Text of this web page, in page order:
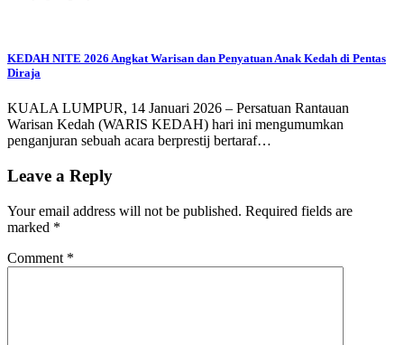
KEDAH NITE 2026 Angkat Warisan dan Penyatuan Anak Kedah di Pentas
Diraja
KUALA LUMPUR, 14 Januari 2026 – Persatuan Rantauan
Warisan Kedah (WARIS KEDAH) hari ini mengumumkan
penganjuran sebuah acara berprestij bertaraf…
Leave a Reply
Your email address will not be published. Required fields are
marked *
Comment *